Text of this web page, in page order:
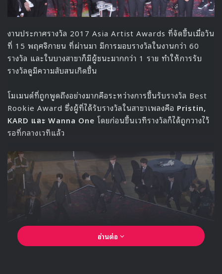
งานประกาศรางวัล 2017 Asia Artist Awards ที่จัดขึ้นเมื่อวัน
ที่ 15 พฤศจิกายน ที่ผ่านมา มีการมอบรางวัลในงานกว่า 60
รางวัล และในบางสาขาก็มีผู้ชนะมากกว่า 1 ราย ทำให้การรับ
รางวัลดูมีความสับสนเกิดขึ้น
โมเมนต์ที่ถูกพูดถึงอย่างมากคือระหว่างการขึ้นรับรางวัล Best
Rookie Award ซึ่งผู้ที่ได้รับรางวัลในสาขาเพลงคือ Pristin,
KARD และ Wanna One โดยก่อนขึ้นเวทีรางวัลก็ได้ถูกวางไว้
รอที่กลางเวทีแล้ว
อ่านต่อ